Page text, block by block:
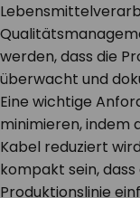
werden, dass die
überwacht und
Eine wichtige
minimieren, indem
Kabel reduziert
kompakt sein,
Produktionslinie